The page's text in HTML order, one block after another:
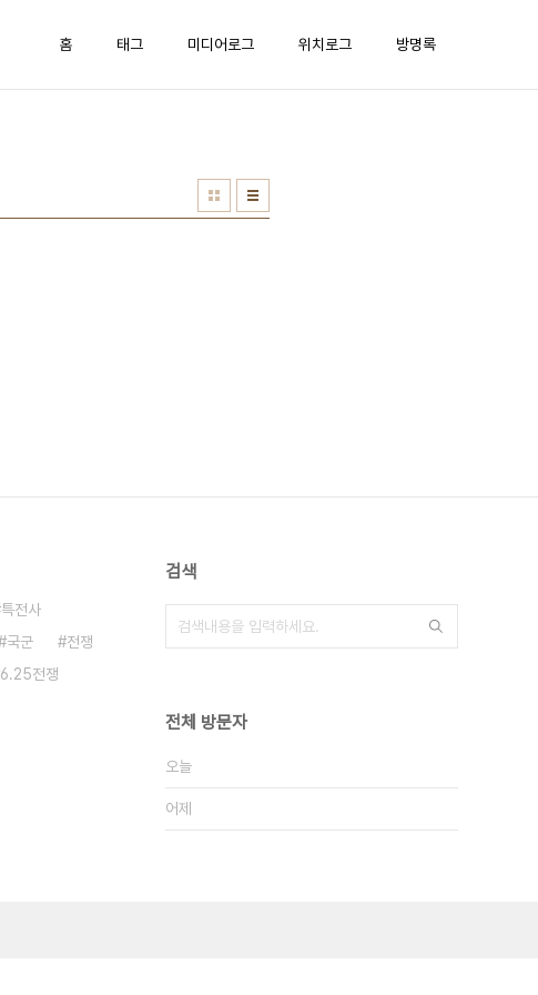
홈 태그 미디어로그 위치로그 방명록
특전사
국군
전쟁
6.25전쟁
검색
전체 방문자
오늘
어제